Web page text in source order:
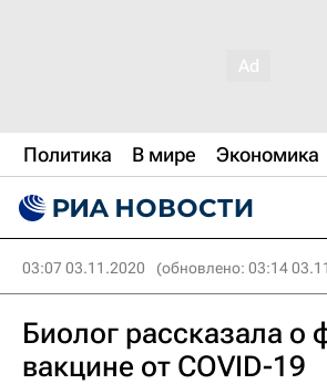
Политика В мире Экономика
03:07 03.11.2020 (обновлено: 03:14
Биолог рассказала о
вакцине от COVID-19